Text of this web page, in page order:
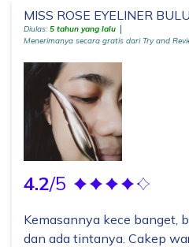
MISS ROSE EYELINER
Diulas: 5 tahun yang lalu
Menerimanya secara gratis dari Try and
4.2/5
Kemasannya kece banget,
dan ada tintanya. Cakep